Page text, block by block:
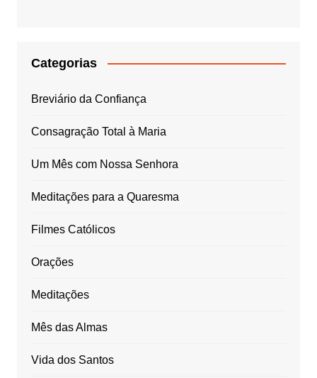
Categorias
Breviário da Confiança
Consagração Total à Maria
Um Mês com Nossa Senhora
Meditações para a Quaresma
Filmes Católicos
Orações
Meditações
Mês das Almas
Vida dos Santos